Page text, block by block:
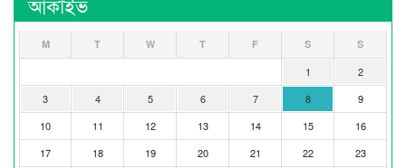
M T W T F S S
1
2
3
4 5 6 7 8
9
10
11 12 13 14 15
16
17
18 19 20 21 22
23